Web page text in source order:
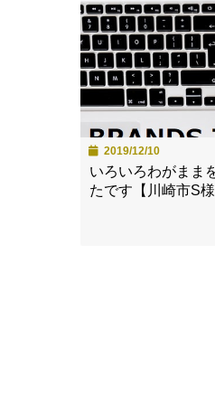
2019/12/10
いろいろわがまま
たです【川崎市S様